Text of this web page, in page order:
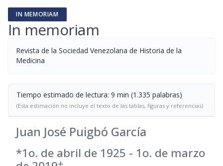
IN MEMORIAM
In memoriam
Revista de la Sociedad Venezolana de Historia de la
Medicina
Tiempo estimado de lectura: 9 min (1.335 palabras)
(Esta estimación no incluye el texto de las tablas, figuras y referencias)
Juan José Puigbó García
*1o. de abril de 1925 - 1o. de marzo